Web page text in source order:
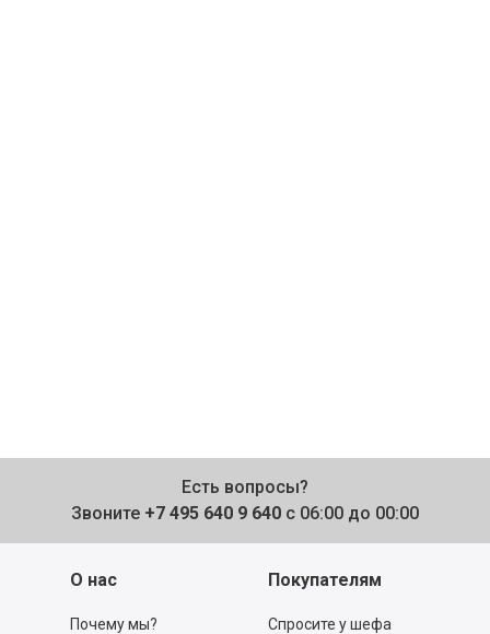
Есть вопросы?
Звоните +7 495 640 9 640 с 06:00 до 00:00
О нас
Почему мы?
Покупателям
Спросите у шефа